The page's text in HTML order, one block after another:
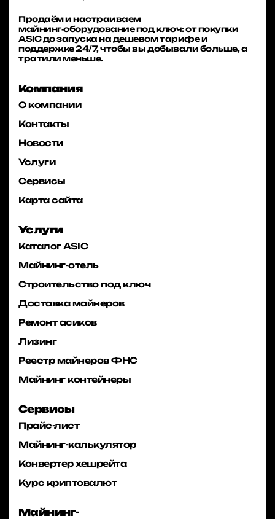
Продаём и настраиваем
майнинг‑оборудование под ключ: от покупки
ASIC до запуска на дешевом тарифе и
поддержке 24/7, чтобы вы добывали больше, а
тратили меньше.
Компания
О компании
Контакты
Новости
Услуги
Сервисы
Карта сайта
Услуги
Каталог ASIC
Майнинг-отель
Строительство под ключ
Доставка майнеров
Ремонт асиков
Лизинг
Реестр майнеров ФНС
Майнинг контейнеры
Сервисы
Прайс-лист
Майнинг-калькулятор
Конвертер хешрейта
Курс криптовалют
Майнинг-